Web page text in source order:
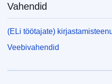
Vahendid
(ELi töötajate)
Veebivahendid